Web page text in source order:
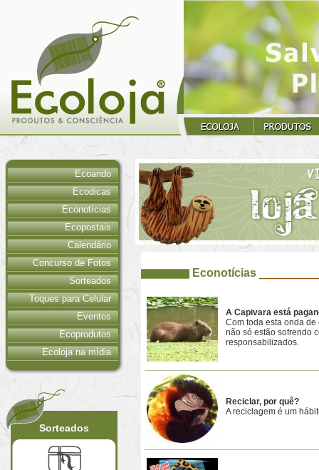
Ecoando
Ecodicas
Econotícias
Ecopostais
Calendário
Concurso de Fotos
Sorteados
Toques para Celular
Eventos
Ecoprodutos
Ecoloja na mídia
Sorteados
Econotícias
A Capivara está
Com toda esta onda
não só estão sofrendo
responsabilizados.
Reciclar, por quê?
A reciclagem é um